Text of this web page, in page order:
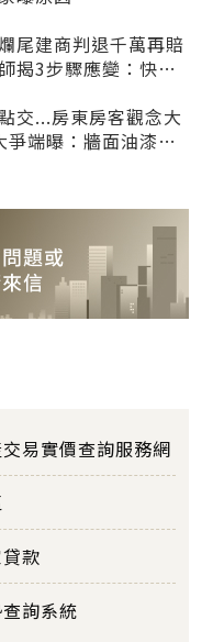
尾建商判退千萬再賠
揭3步驟應變：快通
交...房東房客觀念大
爭端曝：牆面油漆、
易實價查詢服務網
款
詢系統